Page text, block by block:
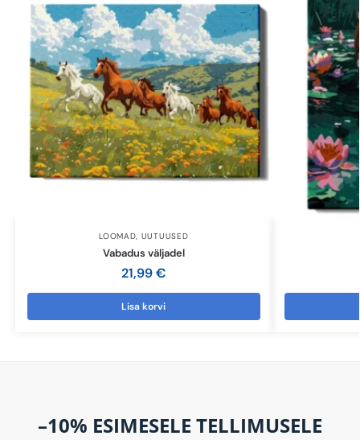
LOOMAD, UUTUUSED
Vabadus väljadel
21,99€
Lisa korvi
–10% ESIMESELE TELLIMUSELE